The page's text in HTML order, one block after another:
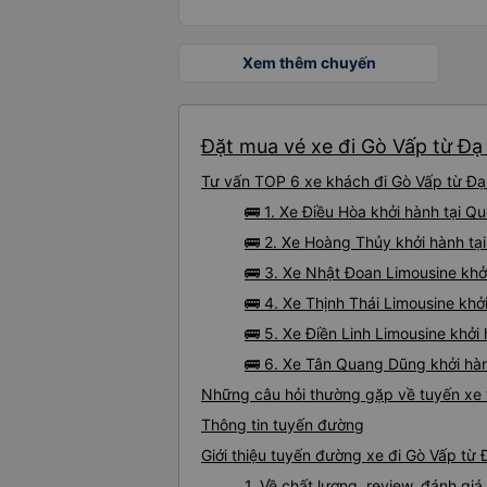
Xem thêm chuyến
Đặt mua vé xe đi Gò Vấp từ
Tư vấn TOP 6 xe khách đi Gò Vấp từ
🚌 1. Xe Điều Hòa khởi hành tại
🚌 2. Xe Hoàng Thủy khởi hành
🚌 3. Xe Nhật Đoan Limousine
🚌 4. Xe Thịnh Thái Limousine
🚌 5. Xe Điền Linh Limousine
🚌 6. Xe Tân Quang Dũng khởi
Những câu hỏi thường gặp về tuyến xe
Thông tin tuyến đường
Giới thiệu tuyến đường xe đi Gò Vấp từ